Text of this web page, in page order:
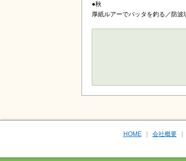
●秋
厚紙ルアーでバッタを釣る／防
HOME 会社概要